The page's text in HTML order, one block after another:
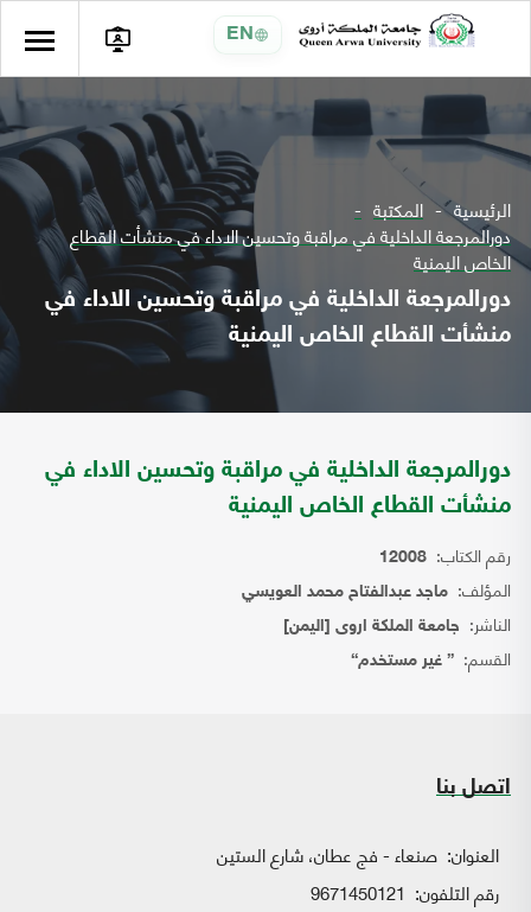
EN
الرئيسية المكتبة
دورالمرجعة الداخلية في مراقبة وتحسين الاداء في منشأت القطاع
الخاص اليمنية
دورالمرجعة الداخلية في مراقبة وتحسين الاداء في
منشأت القطاع الخاص اليمنية
دورالمرجعة الداخلية في مراقبة وتحسين الاداء في
منشأت القطاع الخاص اليمنية
رقم الكتاب: 12008
المؤلف: ماجد عبدالفتاح محمد العويسي
الناشر: جامعة الملكة اروى [اليمن]
القسم: { غير مستخدم}
اتصل بنا
العنوان: صنعاء - فج عطان، شارع الستين
رقم التلفون: 9671450121